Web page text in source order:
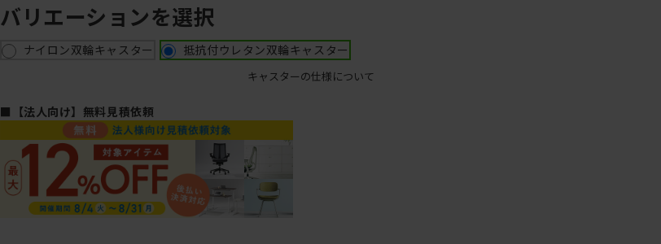
バリエーションを選択
ナイロン双輪キャスター 抵抗付ウレタン双輪キャスター
キャスターの仕様について
■【法人向け】無料見積依頼